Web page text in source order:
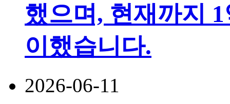
했으며, 현재까지
이했습니다.
2026-06-11